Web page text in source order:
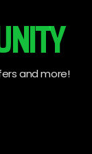
and more!